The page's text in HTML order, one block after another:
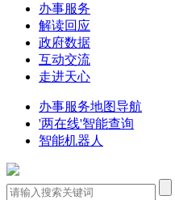
办事服务
解读回应
政府数据
互动交流
走进天心
办事服务地图导航
'两在线'智能查询
智能机器人